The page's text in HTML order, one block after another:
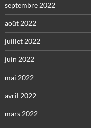
septembre 2022
août 2022
juillet 2022
juin 2022
mai 2022
avril 2022
mars 2022